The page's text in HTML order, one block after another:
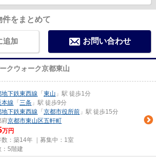
件をまとめて
追加 お問い合わせ
クウォーク京都東山
地下鉄東西線 「 東山 」駅 徒歩1分
本線 「 三条 」駅 徒歩9分
地下鉄東西線 「 京都市役所前 」駅 徒歩15分
府京都市東山区五軒町
万円
：築14年 ｜募集中： 1室
：5階建